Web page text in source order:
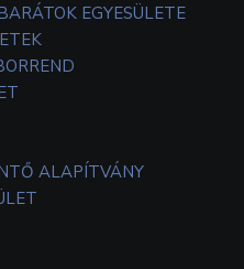
EGYESÜLETE
ALAPÍTVÁNY